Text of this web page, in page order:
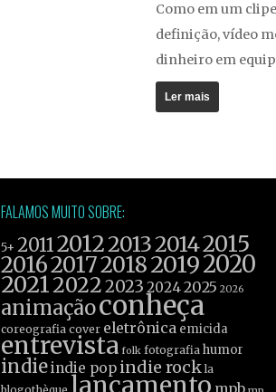
Como em um
definição, vídeo
dinheiro em
Ler mais
FALAMOS MUITO SOBRE:
5+ 20112012201320142015
20162017201820192020
202120222023 20242025 2026
animaçãoconheça
coreografia cover eletrônica emicida
entrevista folk fotografia humor
indieindie pop indie rock la
lançamento